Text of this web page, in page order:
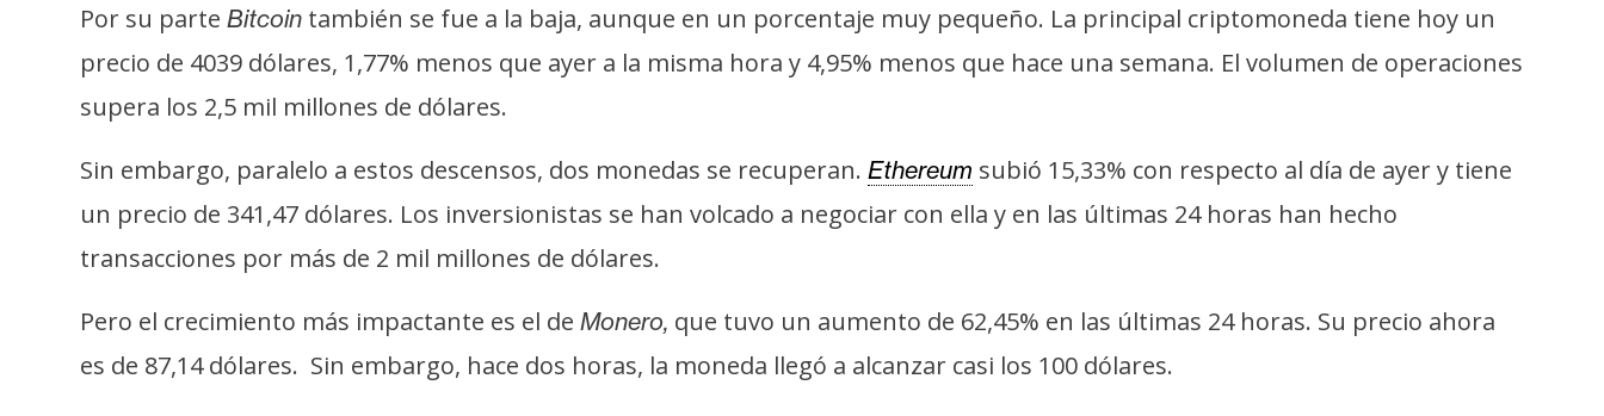
E
h
r
e
I
Por su parte Bitcoin también se fue a la baja, aunque en un porcentaje muy pequeño. La principal criptomoneda tiene hoy un
precio de 4039 dólares, 1,77% menos que ayer a la misma hora y 4,95% menos que hace una semana. El volumen de operaciones
supera los 2,5 mil millones de dólares.
Sin embargo, paralelo a estos descensos, dos monedas se recuperan. Ethereum subió 15,33% con respecto al día de ayer y tiene
un precio de 341,47 dólares. Los inversionistas se han volcado a negociar con ella y en las últimas 24 horas han hecho
transacciones por más de 2 mil millones de dólares.
Pero el crecimiento más impactante es el de Monero, que tuvo un aumento de 62,45% en las últimas 24 horas. Su precio ahora
es de 87,14 dólares. Sin embargo, hace dos horas, la moneda llegó a alcanzar casi los 100 dólares.